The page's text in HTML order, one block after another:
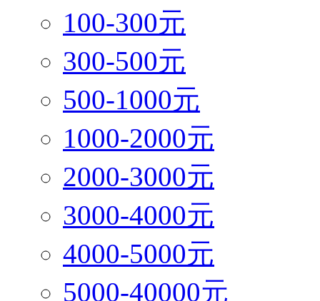
100-300元
300-500元
500-1000元
1000-2000元
2000-3000元
3000-4000元
4000-5000元
5000-40000元